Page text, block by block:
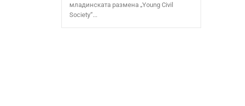
младинската размена „Young Civil
Society“...